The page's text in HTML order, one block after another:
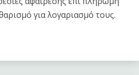
για λογαριασμό τους.